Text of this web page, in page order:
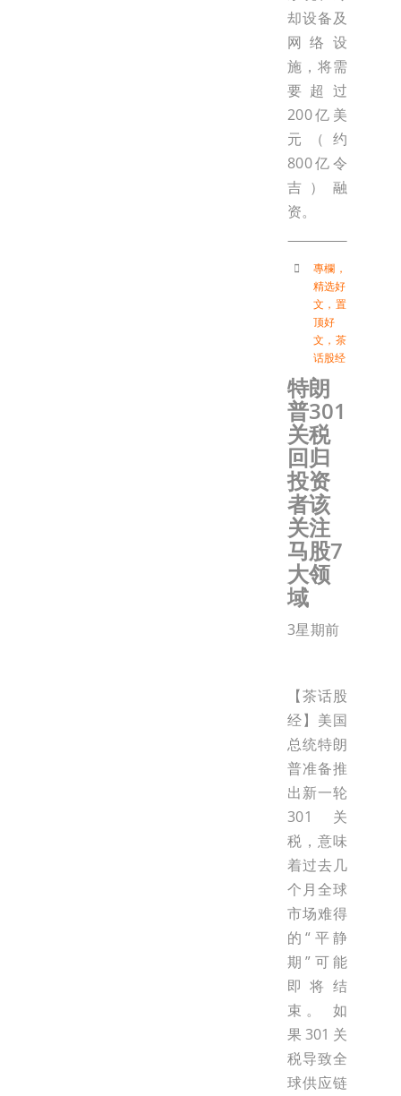
却设备及
网络设
施，将需
要超过
200亿美
元（约
800亿令
吉）融
资。
專欄 ，
精选好
文 ， 置
顶好
文 ， 茶
话股经
特朗
普301
关税
回归
投资
者该
关注
马股7
大领
域
3星期前
【茶话股
经】美国
总统特朗
普准备推
出新一轮
301关
税，意味
着过去几
个月全球
市场难得
的“平静
期”可能
即将结
束。 如
果301关
税导致全
球供应链